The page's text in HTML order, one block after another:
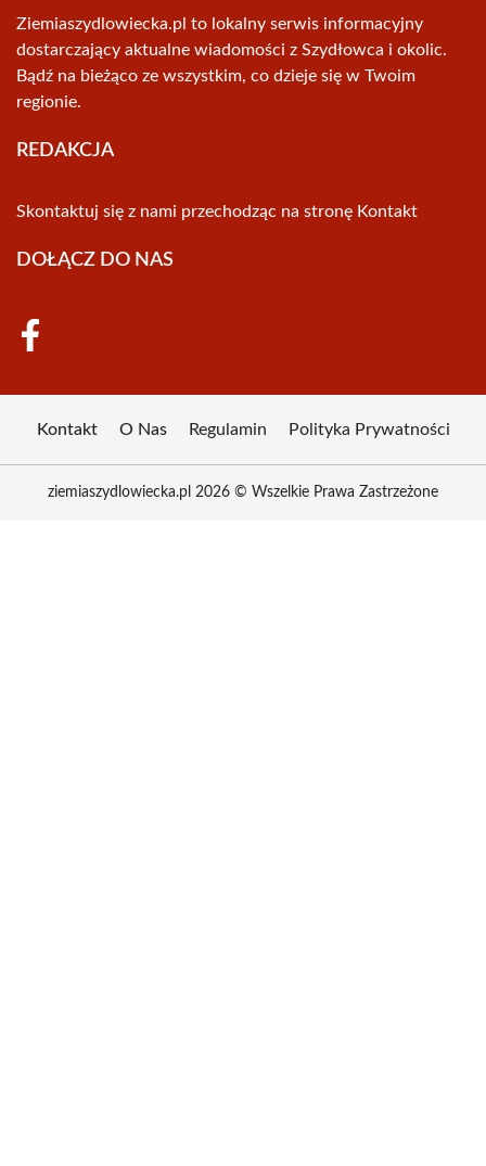
Ziemiaszydlowiecka.pl to lokalny serwis informacyjny
dostarczający aktualne wiadomości z Szydłowca i okolic.
Bądź na bieżąco ze wszystkim, co dzieje się w Twoim
regionie.
REDAKCJA
Skontaktuj się z nami przechodząc na stronę Kontakt
DOŁĄCZ DO NAS
Kontakt O Nas Regulamin Polityka Prywatności
ziemiaszydlowiecka.pl 2026 © Wszelkie Prawa Zastrzeżone